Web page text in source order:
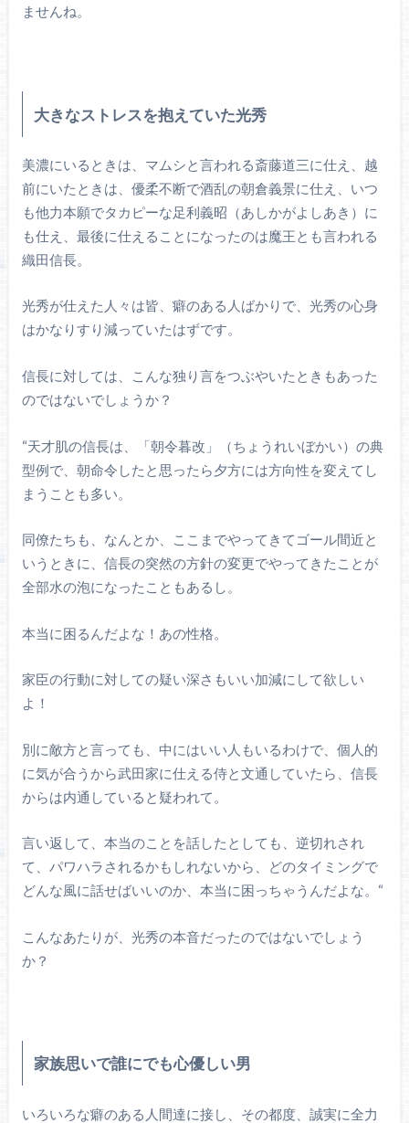
ませんね。
大きなストレスを抱えていた光秀
美濃にいるときは、マムシと言われる斎藤道三に仕え、越
前にいたときは、優柔不断で酒乱の朝倉義景に仕え、いつ
も他力本願でタカピーな足利義昭（あしかがよしあき）に
も仕え、最後に仕えることになったのは魔王とも言われる
織田信長。
光秀が仕えた人々は皆、癖のある人ばかりで、光秀の心身
はかなりすり減っていたはずです。
信長に対しては、こんな独り言をつぶやいたときもあった
のではないでしょうか？
“天才肌の信長は、「朝令暮改」（ちょうれいぼかい）の典
型例で、朝命令したと思ったら夕方には方向性を変えてし
まうことも多い。
同僚たちも、なんとか、ここまでやってきてゴール間近と
いうときに、信長の突然の方針の変更でやってきたことが
全部水の泡になったこともあるし。
本当に困るんだよな！あの性格。
家臣の行動に対しての疑い深さもいい加減にして欲しい
よ！
別に敵方と言っても、中にはいい人もいるわけで、個人的
に気が合うから武田家に仕える侍と文通していたら、信長
からは内通していると疑われて。
言い返して、本当のことを話したとしても、逆切れされ
て、パワハラされるかもしれないから、どのタイミングで
どんな風に話せばいいのか、本当に困っちゃうんだよな。“
こんなあたりが、光秀の本音だったのではないでしょう
か？
家族思いで誰にでも心優しい男
いろいろな癖のある人間達に接し、その都度、誠実に全力